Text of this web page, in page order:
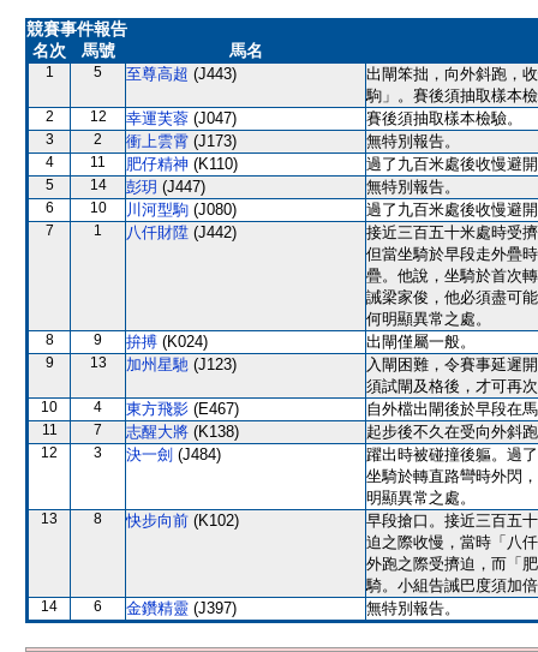
競賽事件報告
名次
馬號 馬名
1 5 至尊高超 (J443)
出閘笨拙，向外斜跑，
駒」。賽後須抽取樣本
2 12 幸運芙蓉 (J047) 賽後須抽取樣本檢驗。
3 2 衝上雲霄 (J173) 無特別報告。
4 11 肥仔精神 (K110) 過了九百米處後收慢避
5 14 彭玥 (J447) 無特別報告。
6 10 川河型駒 (J080) 過了九百米處後收慢避
7 1 八仟財陞 (J442)
接近三百五十米處時受
但當坐騎於早段走外疊
疊。他說，坐騎於首次
誡梁家俊，他必須盡可
何明顯異常之處。
8 9 拚搏 (K024) 出閘僅屬一般。
9 13 加州星馳 (J123)
入閘困難，令賽事延遲
須試閘及格後，才可再
10 4 東方飛影 (E467) 自外檔出閘後於早段在
11 7 志醒大將 (K138) 起步後不久在受向外斜
12 3 決一劍 (J484)
躍出時被碰撞後軀。過
坐騎於轉直路彎時外閃
明顯異常之處。
13 8 快步向前 (K102)
早段搶口。接近三百五
迫之際收慢，當時「八
外跑之際受擠迫，而「
騎。小組告誡巴度須加
14 6 金鑽精靈 (J397) 無特別報告。